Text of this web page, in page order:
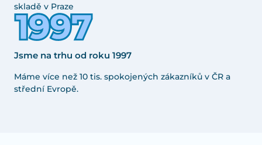
skladě v Praze
Jsme na trhu od roku 1997
Máme více než 10 tis. spokojených zákazníků v ČR a
střední Evropě.